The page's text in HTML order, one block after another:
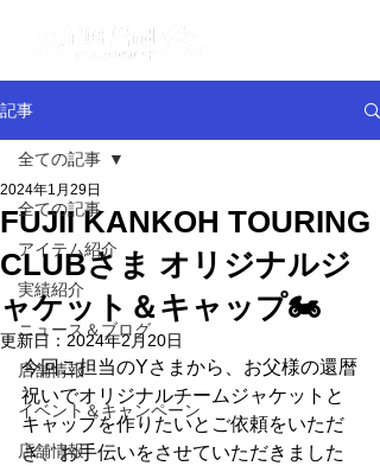
記事
全ての記事
アイテム紹介
実績紹介
ニュース＆ブログ
店舗情報
イベント＆キャンペーン
店舗情報
全ての記事
FUJII KANKOH TOURING
CLUBさま オリジナルジ
ャケット＆キャップ🏍
2024年1月29日
更新日： 2024年2月20日
今回ご担当のYさまから、お父様の還暦
祝いでオリジナルチームジャケットと
キャップを作りたいとご依頼をいただ
き、お手伝いをさせていただきました